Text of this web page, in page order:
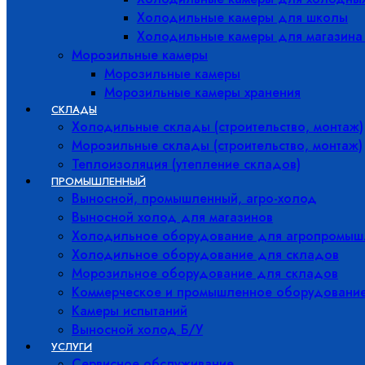
Холодильные камеры для школы
Холодильные камеры для магазина
Морозильные камеры
Морозильные камеры
Морозильные камеры хранения
СКЛАДЫ
Холодильные склады (строительство, монтаж)
Морозильные склады (строительство, монтаж)
Теплоизоляция (утепление складов)
ПРОМЫШЛЕННЫЙ
Выносной, промышленный, агро-холод
Выносной холод для магазинов
Холодильное оборудование для
Холодильное оборудование для складов
Морозильное оборудование для складов
Коммерческое и промышленное
Камеры испытаний
Выносной холод Б/У
УСЛУГИ